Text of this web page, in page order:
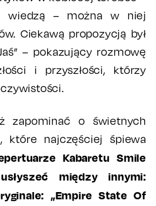
wiedzą – można w niej
Ciekawą propozycją był
– pokazujący rozmowę
i przyszłości, którzy
zapominać o świetnych
które najczęściej śpiewa
Kabaretu Smile
między innymi:
„Empire State Of